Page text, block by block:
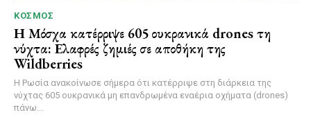
ΚΌΣΜΟΣ
Η Μόσχα κατέρριψε 605 ουκρανικά drones τη
νύχτα: Ελαφρές ζημιές σε αποθήκη της
Wildberries
Η Ρωσία ανακοίνωσε σήμερα ότι κατέρριψε στη διάρκεια της
νύχτας 605 ουκρανικά μη επανδρωμένα εναέρια οχήματα (drones)
πάνω...